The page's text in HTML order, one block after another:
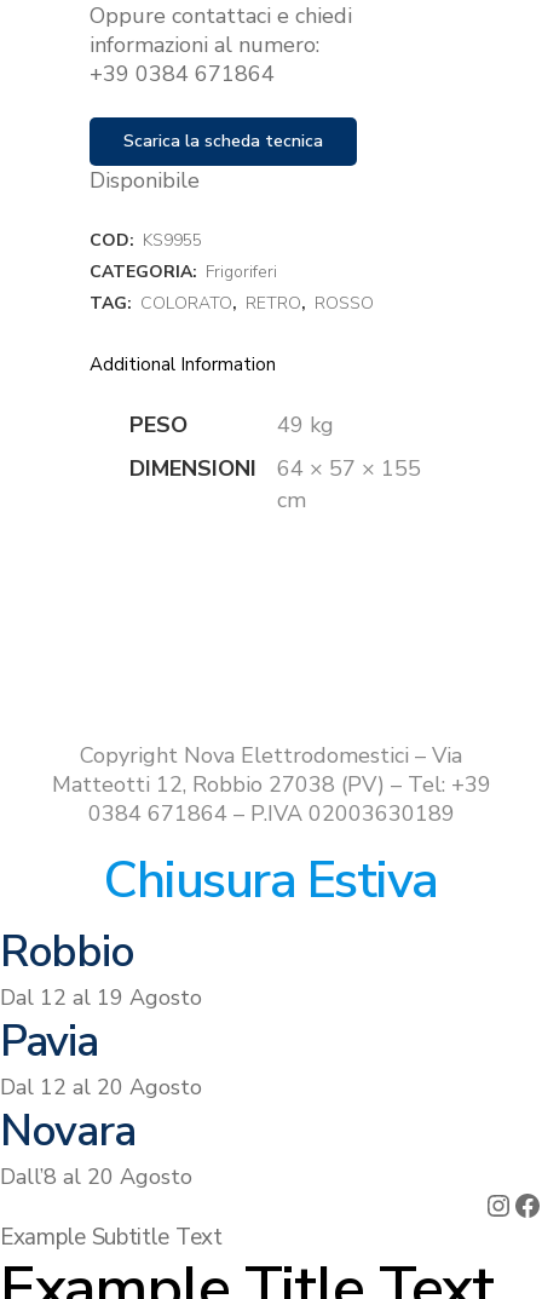
Oppure contattaci e chiedi
informazioni al numero:
+39 0384 671864
Scarica la scheda tecnica
Disponibile
COD: KS9955
CATEGORIA: Frigoriferi
TAG: COLORATO, RETRO, ROSSO
Additional Information
PESO
49 kg
DIMENSIONI
64 × 57 × 155
cm
Copyright Nova Elettrodomestici – Via
Matteotti 12, Robbio 27038 (PV) – Tel: +39
0384 671864 – P.IVA 02003630189
Chiusura Estiva
Robbio
Dal 12 al 19 Agosto
Pavia
Dal 12 al 20 Agosto
Novara
Dall’8 al 20 Agosto
Example Subtitle Text